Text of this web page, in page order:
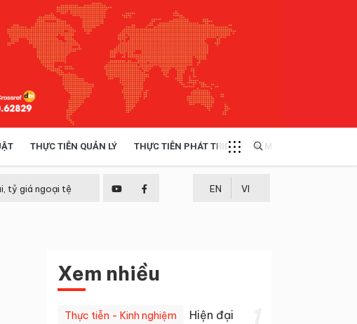
THỰC TIỄN QUẢN LÝ THỰC TIỄN PHÁT TRIỂN MULTIMEDIA
tỷ giá ngoại tệ EN VI
Xem nhiều
Thực tiễn - Kinh nghiệm
Hiện đại